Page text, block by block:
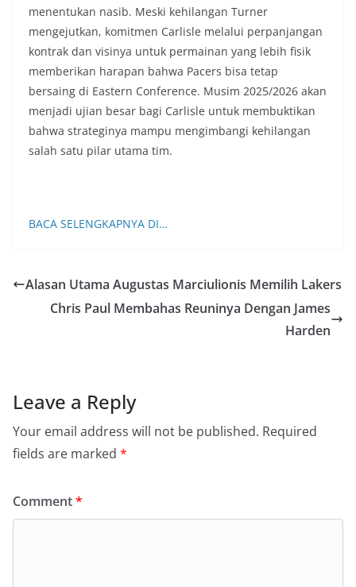
menentukan nasib. Meski kehilangan Turner
mengejutkan, komitmen Carlisle melalui perpanjangan
kontrak dan visinya untuk permainan yang lebih fisik
memberikan harapan bahwa Pacers bisa tetap
bersaing di Eastern Conference. Musim 2025/2026 akan
menjadi ujian besar bagi Carlisle untuk membuktikan
bahwa strateginya mampu mengimbangi kehilangan
salah satu pilar utama tim.
BACA SELENGKAPNYA DI…
Alasan Utama Augustas Marciulionis Memilih Lakers
Chris Paul Membahas Reuninya Dengan James
Harden
Leave a Reply
Your email address will not be published. Required
fields are marked *
Comment*